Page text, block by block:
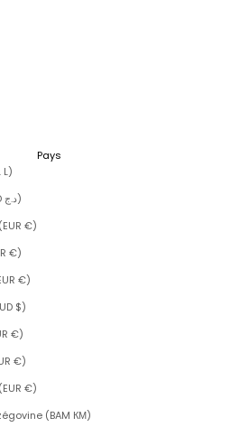
Pays
L)
Algérie (DZD د.ج)
€)
€)
€)
$)
€)
€)
€)
(BAM КМ)